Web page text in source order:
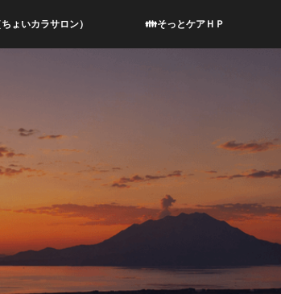
ょいカラサロン） 👪そっとケアＨＰ